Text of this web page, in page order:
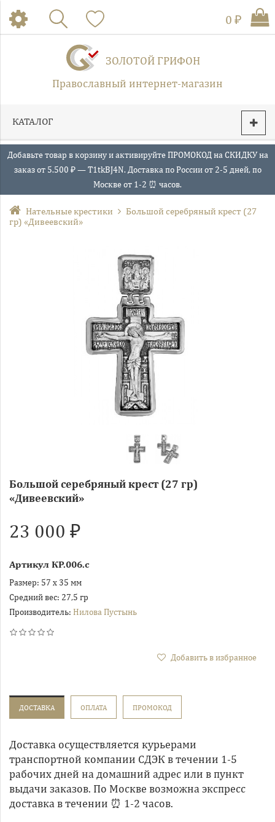
ЗОЛОТОЙ ГРИФОН
Православный интернет-магазин
0 ₽
КАТАЛОГ
Добавьте товар в корзину и активируйте ПРОМОКОД на СКИДКУ на
заказ от 5.500 ₽ — T1tkBJ4N. Доставка по России от 2-5 дней, по
Москве от 1-2 ⏰ часов.
Нательные крестики
Большой серебряный крест (27
гр) «Дивеевский»
Большой серебряный крест (27 гр)
«Дивеевский»
23 000 ₽
Артикул КР.006.с
Размер: 57 х 35 мм
Средний вес: 27,5 гр
Производитель: Нилова Пустынь
Добавить в избранное
ДОСТАВКА ОПЛАТА ПРОМОКОД
Доставка осуществляется курьерами
транспортной компании СДЭК в течении 1-5
рабочих дней на домашний адрес или в пункт
выдачи заказов. По Москве возможна экспресс
доставка в течении ⏰ 1-2 часов.